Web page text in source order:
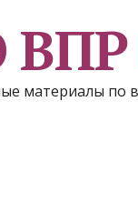
материалы по